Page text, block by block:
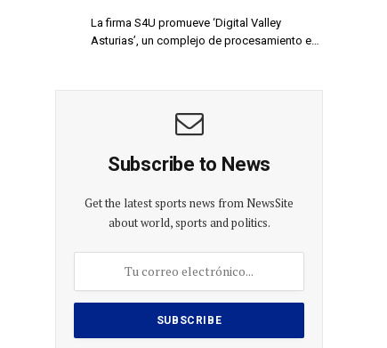
La firma S4U promueve ‘Digital Valley
Asturias’, un complejo de procesamiento e…
Subscribe to News
Get the latest sports news from NewsSite
about world, sports and politics.